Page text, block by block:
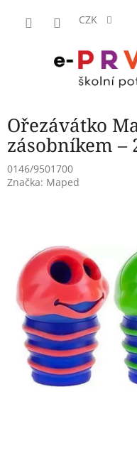
CZK
Ořezávátko
zásobníkem
0146/9501700
Značka: Maped